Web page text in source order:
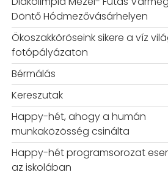
Döntő Hódmezővásárhelyen
Ökoszakköröseink sikere a víz
fotópályázaton
Bérmálás
Kereszutak
Happy-hét, ahogy a humán
munkaközösség csinálta
Happy-hét programsorozat
az iskolában